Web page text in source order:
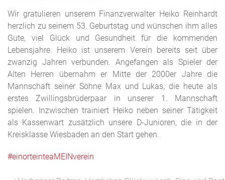
Wir gratulieren unserem Finanzverwalter Heiko Reinhardt
herzlich zu seinem 53. Geburtstag und wünschen ihm alles
Gute, viel Glück und Gesundheit für die kommenden
Lebensjahre. Heiko ist unserem Verein bereits seit über
zwanzig Jahren verbunden. Angefangen als Spieler der
Alten Herren übernahm er Mitte der 2000er Jahre die
Mannschaft seiner Söhne Max und Lukas, die heute als
erstes Zwillingsbrüderpaar in unserer 1. Mannschaft
spielen. Inzwischen trainiert Heiko neben seiner Tätigkeit
als Kassenwart zusätzlich unsere D-Junioren, die in der
Kreisklasse Wiesbaden an den Start gehen.
#einorteinteaMEINverein